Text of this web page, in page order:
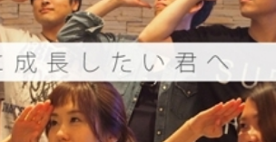
【株
式
会
社
ア
イ